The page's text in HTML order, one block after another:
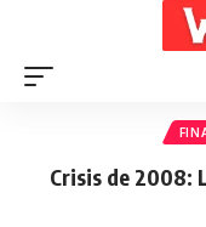
Crisis de 2008: